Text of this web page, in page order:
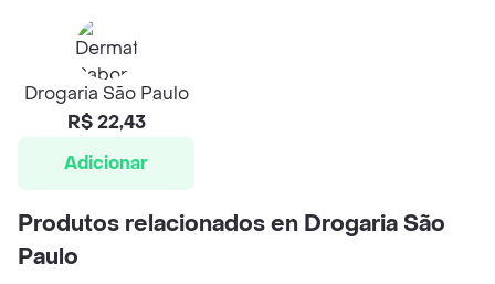
Drogaria São Paulo
R$ 22,43
Adicionar
Produtos relacionados en Drogaria São
Paulo